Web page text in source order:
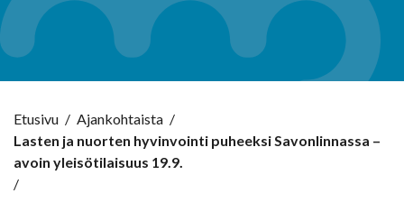
Etusivu / Ajankohtaista /
Lasten ja nuorten hyvinvointi puheeksi Savonlinnassa –
avoin yleisötilaisuus 19.9.
/